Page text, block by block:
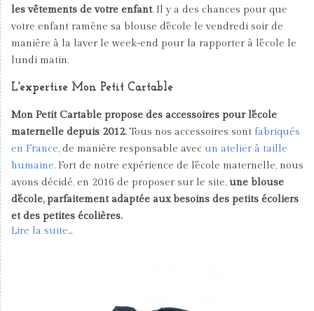
les vêtements de votre enfant. Il y a des chances pour que
votre enfant ramène sa blouse d'école le vendredi soir de
manière à la laver le week-end pour la rapporter à l'école le
lundi matin.
L'expertise Mon Petit Cartable
Mon Petit Cartable propose des accessoires pour l'école
maternelle depuis 2012.Tous nos accessoires sont fabriqués
en France, de manière responsable avec un atelier à taille
humaine. Fort de notre expérience de l'école maternelle, nous
avons décidé, en 2016 de proposer sur le site, une blouse
d'école, parfaitement adaptée aux besoins des petits écoliers
et des petites écolières.
Lire la suite...